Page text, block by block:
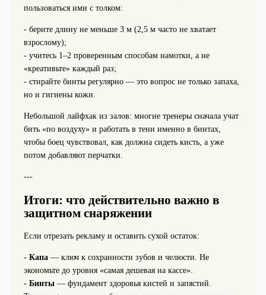
пользоваться ими с толком:
- берите длину не меньше 3 м (2,5 м часто не хватает
взрослому);
- учитесь 1–2 проверенным способам намотки, а не
«креативьте» каждый раз;
- стирайте бинты регулярно — это вопрос не только запаха,
но и гигиены кожи.
Небольшой лайфхак из залов: многие тренеры сначала учат
бить «по воздуху» и работать в тени именно в бинтах,
чтобы боец чувствовал, как должна сидеть кисть, а уже
потом добавляют перчатки.
---
Итоги: что действительно важно в
защитном снаряжении
Если отрезать рекламу и оставить сухой остаток:
- Капа— ключ к сохранности зубов и челюсти. Не
экономьте до уровня «самая дешевая на кассе».
- Бинты— фундамент здоровья кистей и запястий.